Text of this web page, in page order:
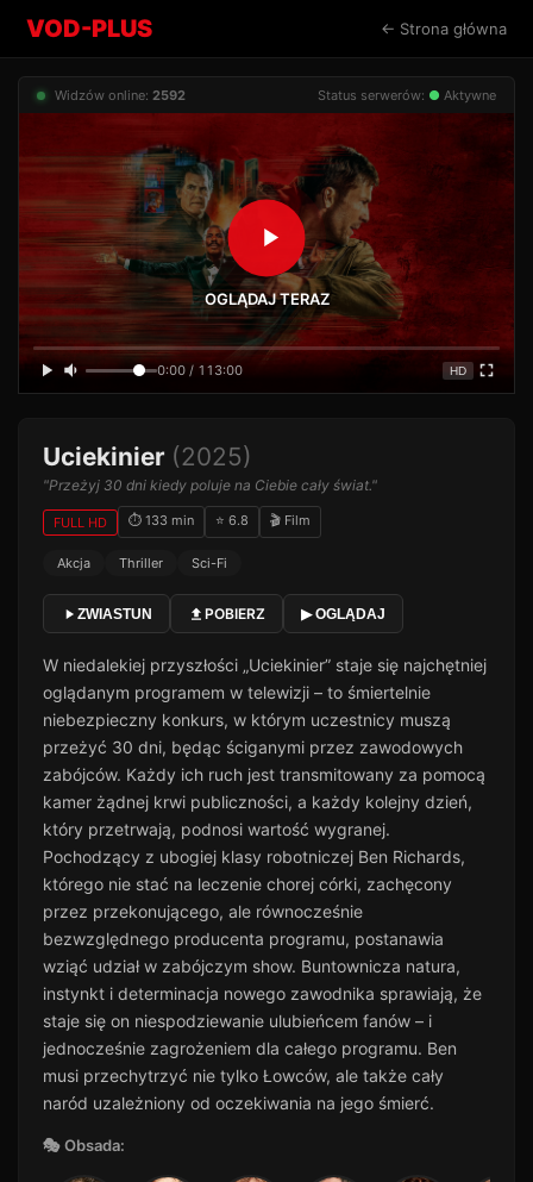
VOD-PLUS ← Strona główna
Widzów online: 2592 Status serwerów: ● Aktywne
OGLĄDAJ TERAZ
0:00 / 113:00 HD
Uciekinier (2025)
"Przeżyj 30 dni kiedy poluje na Ciebie cały świat."
FULL HD ⏱ 133 min ⭐ 6.8 🎬 Film
Akcja Thriller Sci-Fi
ZWIASTUN POBIERZ ▶ OGLĄDAJ
W niedalekiej przyszłości „Uciekinier” staje się najchętniej
oglądanym programem w telewizji – to śmiertelnie
niebezpieczny konkurs, w którym uczestnicy muszą
przeżyć 30 dni, będąc ściganymi przez zawodowych
zabójców. Każdy ich ruch jest transmitowany za pomocą
kamer żądnej krwi publiczności, a każdy kolejny dzień,
który przetrwają, podnosi wartość wygranej.
Pochodzący z ubogiej klasy robotniczej Ben Richards,
którego nie stać na leczenie chorej córki, zachęcony
przez przekonującego, ale równocześnie
bezwzględnego producenta programu, postanawia
wziąć udział w zabójczym show. Buntownicza natura,
instynkt i determinacja nowego zawodnika sprawiają, że
staje się on niespodziewanie ulubieńcem fanów – i
jednocześnie zagrożeniem dla całego programu. Ben
musi przechytrzyć nie tylko Łowców, ale także cały
naród uzależniony od oczekiwania na jego śmierć.
🎭 Obsada: